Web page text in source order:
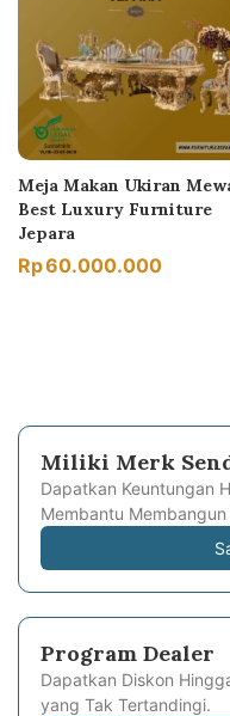
Meja Makan Ukiran
Best Luxury Furniture
Jepara
Rp60.000.000
Miliki Merk
Dapatkan Keuntungan
Membantu
Program Dealer
Dapatkan Diskon
yang Tak Tertandingi.